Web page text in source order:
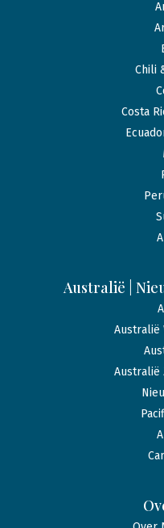
Chili
Costa
Australië |
Australië
Australië